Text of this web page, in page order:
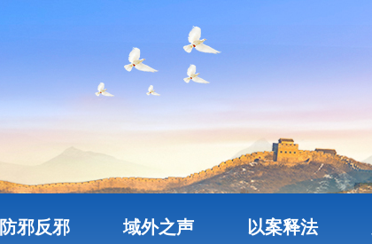
防邪反邪 域外之声 以案释法